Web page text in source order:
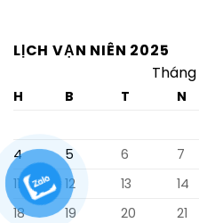
LỊCH VẠN NIÊN 2025
H B T N
4
5 6 7
11
12 13 14
18
19 20 21